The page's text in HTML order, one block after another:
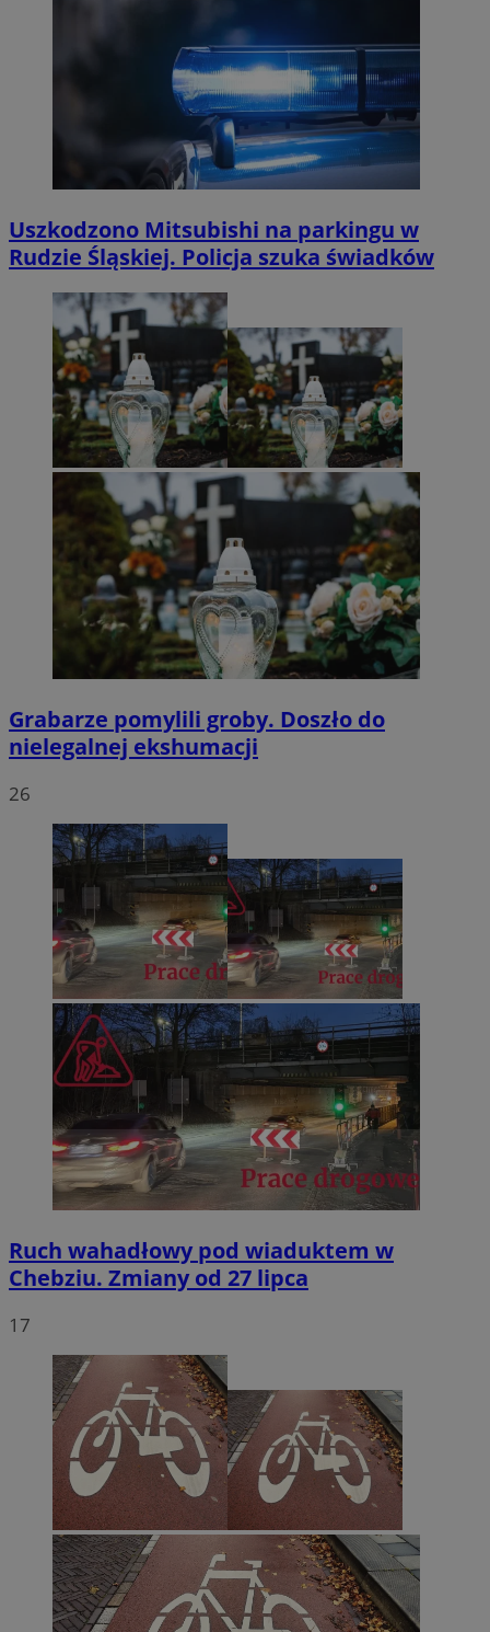
Uszkodzono Mitsubishi na parkingu w
Rudzie Śląskiej. Policja szuka świadków
Grabarze pomylili groby. Doszło do
nielegalnej ekshumacji
26
Ruch wahadłowy pod wiaduktem w
Chebziu. Zmiany od 27 lipca
17